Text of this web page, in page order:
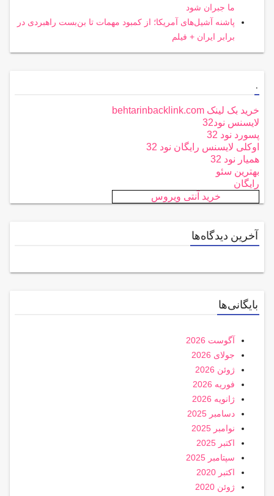
ما جبران شود
پاشنه آشیل‌های آمریکا؛ از کمبود مهمات تا بن‌بست راهبردی در
برابر ایران + فیلم
.
خرید بک لینک behtarinbacklink.com
لایسنس نود32
پسورد نود 32
اوکلی لایسنس رایگان نود 32
همیار نود 32
بهترین سئو
رایگان
خرید آنتی ویروس
آخرین دیدگاه‌ها
بایگانی‌ها
آگوست 2026
جولای 2026
ژوئن 2026
فوریه 2026
ژانویه 2026
دسامبر 2025
نوامبر 2025
اکتبر 2025
سپتامبر 2025
اکتبر 2020
ژوئن 2020